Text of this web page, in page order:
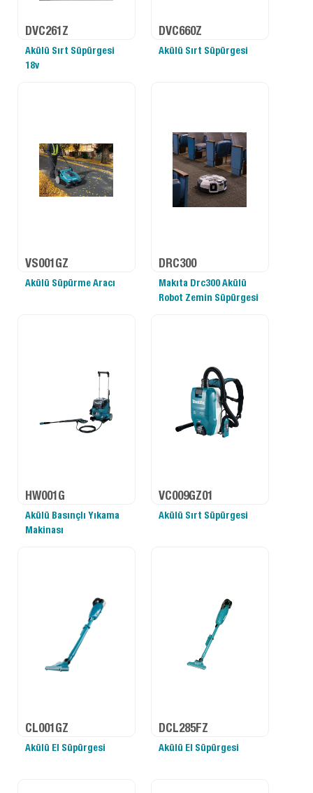
DVC261Z
Akülü Sırt Süpürgesi
18v
DVC660Z
Akülü Sırt Süpürgesi
VS001GZ
Akülü Süpürme Aracı
DRC300
Makıta Drc300 Akülü
Robot Zemin Süpürgesi
HW001G
Akülü Basınçlı Yıkama
Makinası
VC009GZ01
Akülü Sırt Süpürgesi
CL001GZ
Akülü El Süpürgesi
DCL285FZ
Akülü El Süpürgesi